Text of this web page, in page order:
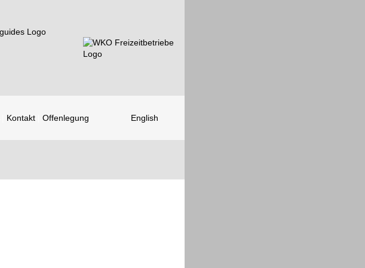
Kontakt Offenlegung English